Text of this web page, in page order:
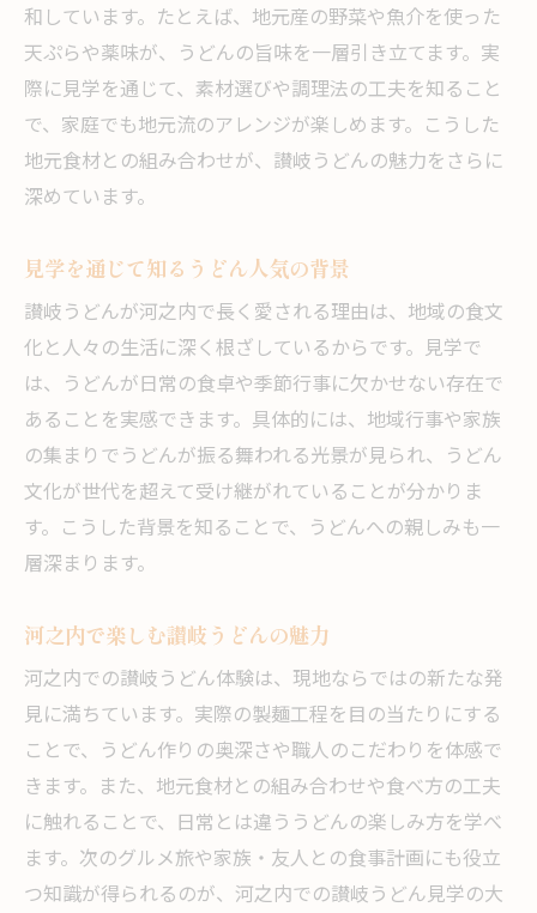
和しています。たとえば、地元産の野菜や魚介を使った
天ぷらや薬味が、うどんの旨味を一層引き立てます。実
際に見学を通じて、素材選びや調理法の工夫を知ること
で、家庭でも地元流のアレンジが楽しめます。こうした
地元食材との組み合わせが、讃岐うどんの魅力をさらに
深めています。
見学を通じて知るうどん人気の背景
讃岐うどんが河之内で長く愛される理由は、地域の食文
化と人々の生活に深く根ざしているからです。見学で
は、うどんが日常の食卓や季節行事に欠かせない存在で
あることを実感できます。具体的には、地域行事や家族
の集まりでうどんが振る舞われる光景が見られ、うどん
文化が世代を超えて受け継がれていることが分かりま
す。こうした背景を知ることで、うどんへの親しみも一
層深まります。
河之内で楽しむ讃岐うどんの魅力
河之内での讃岐うどん体験は、現地ならではの新たな発
見に満ちています。実際の製麺工程を目の当たりにする
ことで、うどん作りの奥深さや職人のこだわりを体感で
きます。また、地元食材との組み合わせや食べ方の工夫
に触れることで、日常とは違ううどんの楽しみ方を学べ
ます。次のグルメ旅や家族・友人との食事計画にも役立
つ知識が得られるのが、河之内での讃岐うどん見学の大